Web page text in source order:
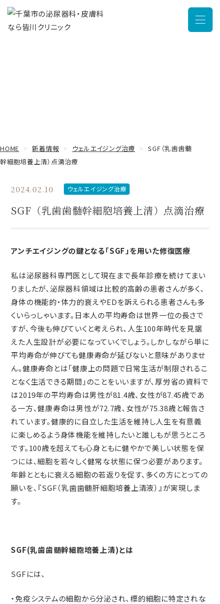
HOME 新着情報 ウェルエイジング治療
SGF（乳歯歯髄
幹細胞培養上清）点滴治療
2024.02.10 ウェルエイジング治療
SGF（乳歯歯髄幹細胞培養上清）点滴治療
アンチエイジングの鍵となる「SGF」を用いた修復医療
私は泌尿器科専門医として現在まで長年診療を続けてまい
りましたが、泌尿器科領域は比較的高齢の患者さんが多く、
身体の機能的・体力的衰えやEDを訴えられる患者さんも多
くいらっしゃいます。日本人の平均寿命は世界一位の長さで
すが、今後も伸びていくと考えられ、人生100年時代を見据
えた人生設計が必要になっていくでしょう。しかしながら単に
平均寿命が伸びても健康寿命が延びないと意味がありませ
ん。健康寿命とは「健康上の問題で日常生活が制限されるこ
となく生活できる期間」のことをいいますが、厚労省の資料で
は2019年の平均寿命は男性が81.4歳、女性が87.45歳であ
る一方、健康寿命は男性が72.7歳、女性が75.38歳と報告さ
れています。健康的に自立した生活を維持し人生を有意義
に楽しめるよう身体機能を維持したいと誰しもが思うところ
です。100歳を超えても心身ともに健やかで美しい状態を保
つには、細胞を若々しく健常な状態に保つ必要があります。
年齢とともに衰える細胞の若返りを促す、多くの方にとっての
願いを、『SGF（乳歯歯髄肝細胞培養上清液）』が実現しま
す。
SGF(乳歯歯髄幹細胞培養上清)とは
SGFには、
・免疫システムの細胞から分泌され、標的細胞に特定されな
メニ